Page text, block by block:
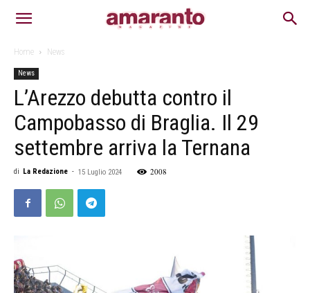
Home News
News
L’Arezzo debutta contro il
Campobasso di Braglia. Il 29
settembre arriva la Ternana
di La Redazione - 15 Luglio 2024 2008